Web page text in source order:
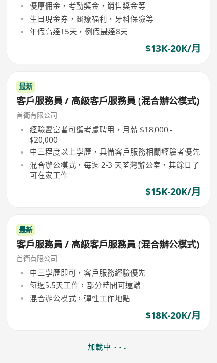
優厚佣金，考勤獎金，銷售獎金等
生日現金券，醫療福利，牙科保險等
年假高達15天，例假最達8天
$13K-20K/月
最新
客戶服務員 / 高級客戶服務員 (混合辦公模式)
首衛有限公司
經驗豐富者可獲考慮聘用，月薪 $18,000 -
$20,000
中三程度以上學歷，具備客戶服務相關經驗者優先
混合辦公模式，每週 2-3 天荃灣辦公室，其餘日子
可在家工作
$15K-20K/月
最新
客戶服務員 / 高級客戶服務員 (混合辦公模式)
首衛有限公司
中三學歷即可，客戶服務經驗優先
每週5.5天工作，部分時間可遠端
混合辦公模式，彈性工作地點
$18K-20K/月
加載中